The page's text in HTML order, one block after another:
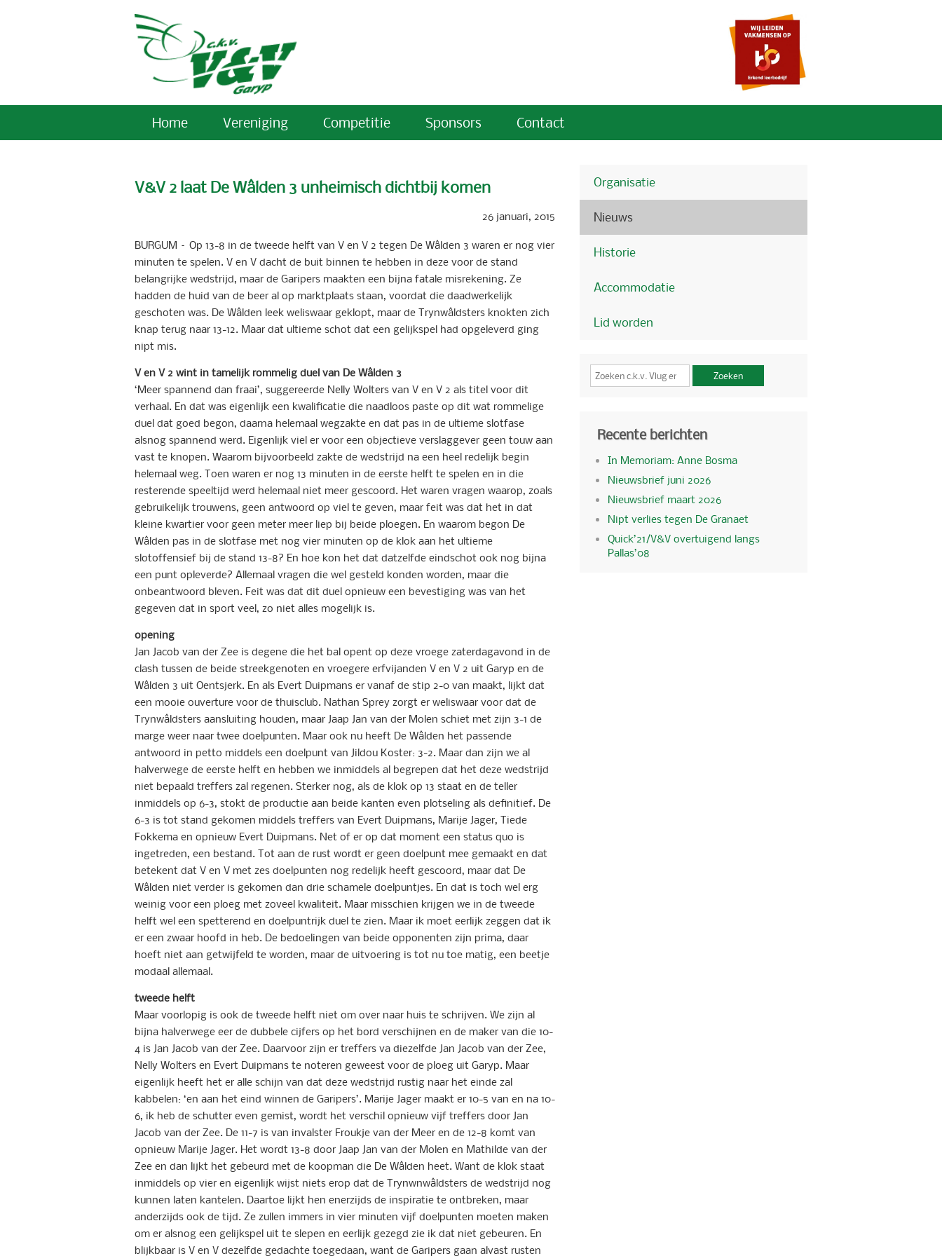
Home Vereniging Competitie Sponsors Contact
V&V 2 laat De Wâlden 3 unheimisch dichtbij komen
26 januari, 2015
BURGUM – Op 13-8 in de tweede helft van V en V 2 tegen De Wâlden 3 waren er nog vier
minuten te spelen. V en V dacht de buit binnen te hebben in deze voor de stand
belangrijke wedstrijd, maar de Garipers maakten een bijna fatale misrekening. Ze
hadden de huid van de beer al op marktplaats staan, voordat die daadwerkelijk
geschoten was. De Wâlden leek weliswaar geklopt, maar de Trynwâldsters knokten zich
knap terug naar 13-12. Maar dat ultieme schot dat een gelijkspel had opgeleverd ging
nipt mis.
V en V 2 wint in tamelijk rommelig duel van De Wâlden 3
‘Meer spannend dan fraai’, suggereerde Nelly Wolters van V en V 2 als titel voor dit
verhaal. En dat was eigenlijk een kwalificatie die naadloos paste op dit wat rommelige
duel dat goed begon, daarna helemaal wegzakte en dat pas in de ultieme slotfase
alsnog spannend werd. Eigenlijk viel er voor een objectieve verslaggever geen touw aan
vast te knopen. Waarom bijvoorbeeld zakte de wedstrijd na een heel redelijk begin
helemaal weg. Toen waren er nog 13 minuten in de eerste helft te spelen en in die
resterende speeltijd werd helemaal niet meer gescoord. Het waren vragen waarop, zoals
gebruikelijk trouwens, geen antwoord op viel te geven, maar feit was dat het in dat
kleine kwartier voor geen meter meer liep bij beide ploegen. En waarom begon De
Wâlden pas in de slotfase met nog vier minuten op de klok aan het ultieme
slotoffensief bij de stand 13-8? En hoe kon het dat datzelfde eindschot ook nog bijna
een punt opleverde? Allemaal vragen die wel gesteld konden worden, maar die
onbeantwoord bleven. Feit was dat dit duel opnieuw een bevestiging was van het
gegeven dat in sport veel, zo niet alles mogelijk is.
opening
Jan Jacob van der Zee is degene die het bal opent op deze vroege zaterdagavond in de
clash tussen de beide streekgenoten en vroegere erfvijanden V en V 2 uit Garyp en de
Wâlden 3 uit Oentsjerk. En als Evert Duipmans er vanaf de stip 2-0 van maakt, lijkt dat
een mooie ouverture voor de thuisclub. Nathan Sprey zorgt er weliswaar voor dat de
Trynwâldsters aansluiting houden, maar Jaap Jan van der Molen schiet met zijn 3-1 de
marge weer naar twee doelpunten. Maar ook nu heeft De Wâlden het passende
antwoord in petto middels een doelpunt van Jildou Koster: 3-2. Maar dan zijn we al
halverwege de eerste helft en hebben we inmiddels al begrepen dat het deze wedstrijd
niet bepaald treffers zal regenen. Sterker nog, als de klok op 13 staat en de teller
inmiddels op 6-3, stokt de productie aan beide kanten even plotseling als definitief. De
6-3 is tot stand gekomen middels treffers van Evert Duipmans, Marije Jager, Tiede
Fokkema en opnieuw Evert Duipmans. Net of er op dat moment een status quo is
ingetreden, een bestand. Tot aan de rust wordt er geen doelpunt mee gemaakt en dat
betekent dat V en V met zes doelpunten nog redelijk heeft gescoord, maar dat De
Wâlden niet verder is gekomen dan drie schamele doelpuntjes. En dat is toch wel erg
weinig voor een ploeg met zoveel kwaliteit. Maar misschien krijgen we in de tweede
helft wel een spetterend en doelpuntrijk duel te zien. Maar ik moet eerlijk zeggen dat ik
er een zwaar hoofd in heb. De bedoelingen van beide opponenten zijn prima, daar
hoeft niet aan getwijfeld te worden, maar de uitvoering is tot nu toe matig, een beetje
modaal allemaal.
tweede helft
Maar voorlopig is ook de tweede helft niet om over naar huis te schrijven. We zijn al
bijna halverwege eer de dubbele cijfers op het bord verschijnen en de maker van die 10-
4 is Jan Jacob van der Zee. Daarvoor zijn er treffers va diezelfde Jan Jacob van der Zee,
Nelly Wolters en Evert Duipmans te noteren geweest voor de ploeg uit Garyp. Maar
eigenlijk heeft het er alle schijn van dat deze wedstrijd rustig naar het einde zal
kabbelen: ‘en aan het eind winnen de Garipers’. Marije Jager maakt er 10-5 van en na 10-
6, ik heb de schutter even gemist, wordt het verschil opnieuw vijf treffers door Jan
Jacob van der Zee. De 11-7 is van invalster Froukje van der Meer en de 12-8 komt van
opnieuw Marije Jager. Het wordt 13-8 door Jaap Jan van der Molen en Mathilde van der
Zee en dan lijkt het gebeurd met de koopman die De Wâlden heet. Want de klok staat
inmiddels op vier en eigenlijk wijst niets erop dat de Trynwnwâldsters de wedstrijd nog
kunnen laten kantelen. Daartoe lijkt hen enerzijds de inspiratie te ontbreken, maar
anderzijds ook de tijd. Ze zullen immers in vier minuten vijf doelpunten moeten maken
om er alsnog een gelijkspel uit te slepen en eerlijk gezegd zie ik dat niet gebeuren. En
blijkbaar is V en V dezelfde gedachte toegedaan, want de Garipers gaan alvast rusten
Organisatie
Nieuws
Historie
Accommodatie
Lid worden
Zoeken
Recente berichten
In Memoriam: Anne Bosma
Nieuwsbrief juni 2026
Nieuwsbrief maart 2026
Nipt verlies tegen De Granaet
Quick’21/V&V overtuigend langs
Pallas’08